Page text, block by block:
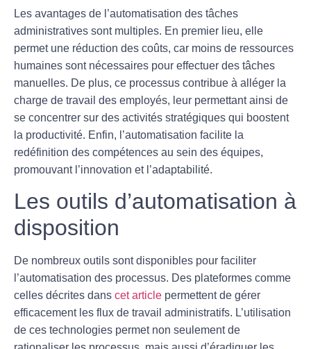
Les avantages de l’automatisation des tâches
administratives sont multiples. En premier lieu, elle
permet une réduction des coûts, car moins de ressources
humaines sont nécessaires pour effectuer des tâches
manuelles. De plus, ce processus contribue à alléger la
charge de travail des employés, leur permettant ainsi de
se concentrer sur des activités stratégiques qui boostent
la productivité. Enfin, l’automatisation facilite la
redéfinition des compétences au sein des équipes,
promouvant l’innovation et l’adaptabilité.
Les outils d’automatisation à
disposition
De nombreux outils sont disponibles pour faciliter
l’automatisation des processus. Des plateformes comme
celles décrites dans cet article permettent de gérer
efficacement les flux de travail administratifs. L’utilisation
de ces technologies permet non seulement de